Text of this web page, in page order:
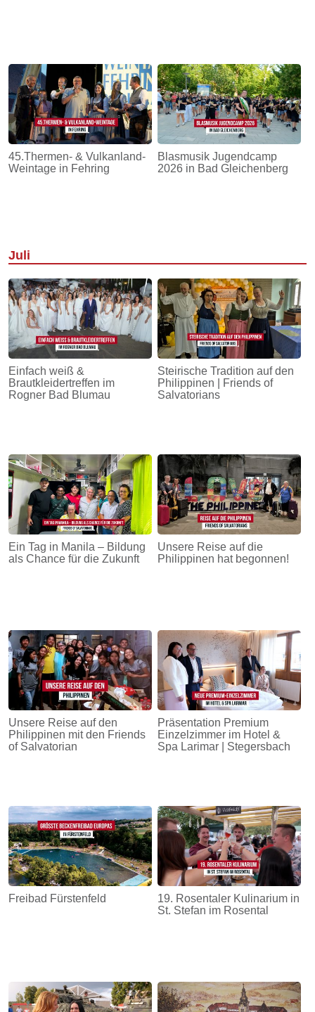
45.Thermen- & Vulkanland-
Weintage in Fehring
Blasmusik Jugendcamp
2026 in Bad Gleichenberg
Juli
Einfach weiß &
Brautkleidertreffen im
Rogner Bad Blumau
Steirische Tradition auf den
Philippinen | Friends of
Salvatorians
Ein Tag in Manila – Bildung
als Chance für die Zukunft
Unsere Reise auf die
Philippinen hat begonnen!
Unsere Reise auf den
Philippinen mit den Friends
of Salvatorian
Präsentation Premium
Einzelzimmer im Hotel &
Spa Larimar | Stegersbach
Freibad Fürstenfeld
19. Rosentaler Kulinarium in
St. Stefan im Rosental